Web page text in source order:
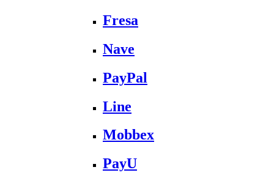
Fresa
Nave
PayPal
Line
Mobbex
PayU